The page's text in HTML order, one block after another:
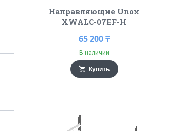
Направляющие Unox
XWALC-07EF-H
65 200 ₸
В наличии
Купить